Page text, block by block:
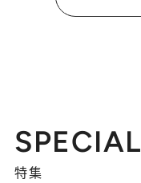
SPECIAL
特集